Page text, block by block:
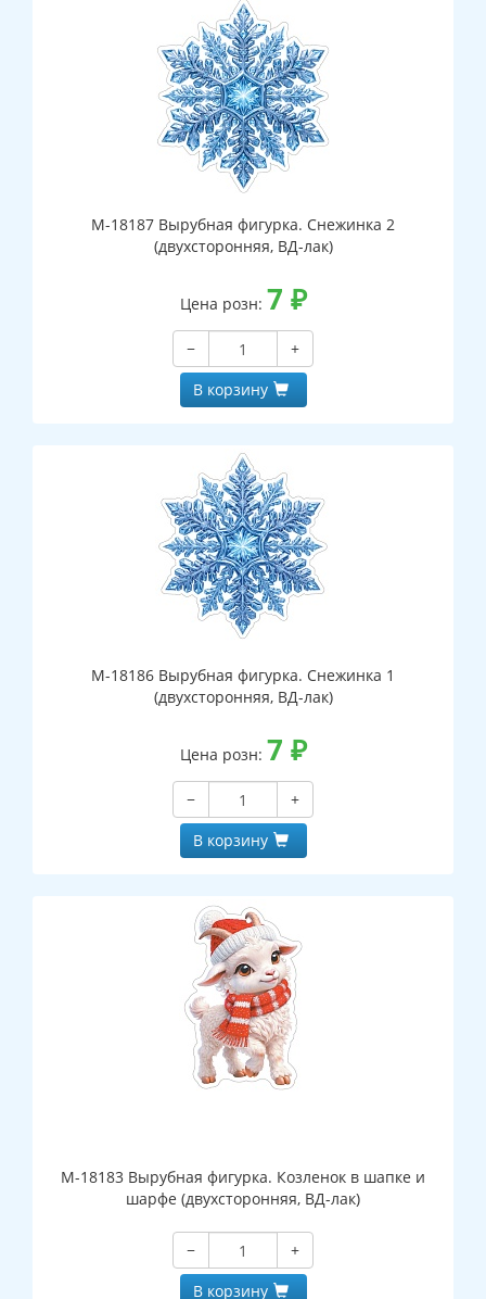
М-18187 Вырубная фигурка. Снежинка 2
(двухсторонняя, ВД-лак)
Цена розн: 7 ₽
−
+
В корзину
М-18186 Вырубная фигурка. Снежинка 1
(двухсторонняя, ВД-лак)
Цена розн: 7 ₽
−
+
В корзину
М-18183 Вырубная фигурка. Козленок в шапке и
шарфе (двухсторонняя, ВД-лак)
−
+
В корзину